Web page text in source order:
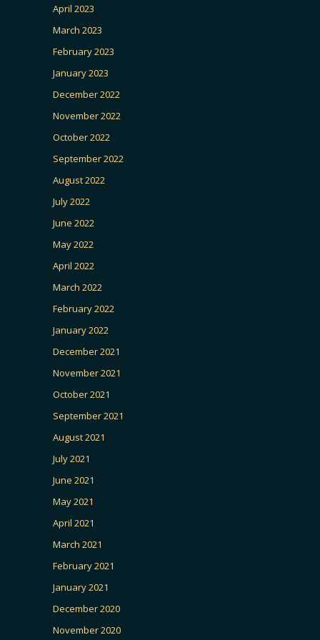
April 2023
March 2023
February 2023
January 2023
December 2022
November 2022
October 2022
September 2022
August 2022
July 2022
June 2022
May 2022
April 2022
March 2022
February 2022
January 2022
December 2021
November 2021
October 2021
September 2021
August 2021
July 2021
June 2021
May 2021
April 2021
March 2021
February 2021
January 2021
December 2020
November 2020